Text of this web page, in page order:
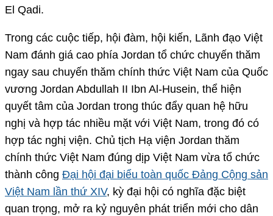
El Qadi.
Trong các cuộc tiếp, hội đàm, hội kiến, Lãnh đạo Việt
Nam đánh giá cao phía Jordan tổ chức chuyến thăm
ngay sau chuyến thăm chính thức Việt Nam của Quốc
vương Jordan Abdullah II Ibn Al-Husein, thể hiện
quyết tâm của Jordan trong thúc đẩy quan hệ hữu
nghị và hợp tác nhiều mặt với Việt Nam, trong đó có
hợp tác nghị viện. Chủ tịch Hạ viện Jordan thăm
chính thức Việt Nam đúng dịp Việt Nam vừa tổ chức
thành công Đại hội đại biểu toàn quốc Đảng Cộng sản
Việt Nam lần thứ XIV, kỳ đại hội có nghĩa đặc biệt
quan trọng, mở ra kỷ nguyên phát triển mới cho dân